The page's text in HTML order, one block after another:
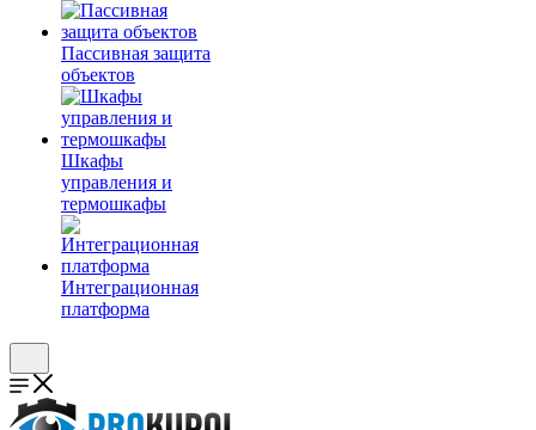
Пассивная защита
объектов
Шкафы
управления и
термошкафы
Интеграционная
платформа